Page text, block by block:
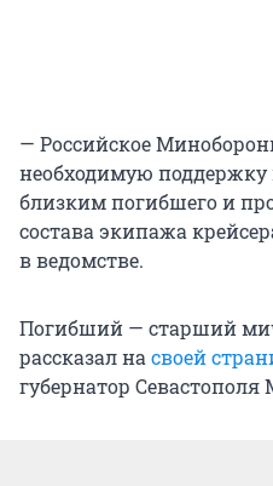
— Российское
необходимую
близким погибшего и
состава экипажа
в ведомстве.
Погибший — старший
рассказал на своей
губернатор